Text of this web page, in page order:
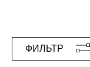
ФИЛЬТР